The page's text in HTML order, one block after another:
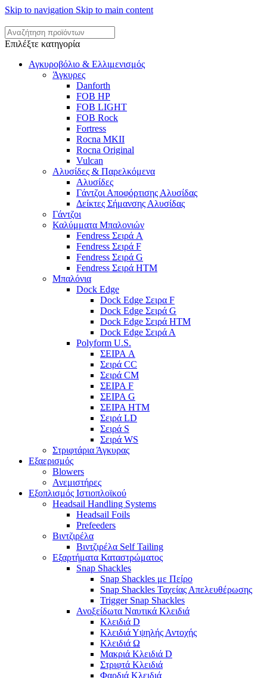
Skip to navigation Skip to main content
Επιλέξτε κατηγορία
Αγκυροβόλιο & Ελλιμενισμός
Άγκυρες
Danforth
FOB HP
FOB LIGHT
FOB Rock
Fortress
Rocna MKII
Rocna Original
Vulcan
Αλυσίδες & Παρελκόμενα
Αλυσίδες
Γάντζοι Αποφόρτισης Αλυσίδας
Δείκτες Σήμανσης Αλυσίδας
Γάντζοι
Καλύμματα Μπαλονιών
Fendress Σειρά A
Fendress Σειρά F
Fendress Σειρά G
Fendress Σειρά HTM
Μπαλόνια
Dock Edge
Dock Edge Σειρα F
Dock Edge Σειρά G
Dock Edge Σειρά HTM
Dock Edge Σειρά Α
Polyform U.S.
ΣΕΙΡΑ A
Σειρά CC
Σειρά CM
ΣΕΙΡΑ F
ΣΕΙΡΑ G
ΣΕΙΡΑ HTM
Σειρά LD
Σειρά S
Σειρά WS
Στριφτάρια Άγκυρας
Εξαερισμός
Blowers
Ανεμιστήρες
Εξοπλισμός Ιστιοπλοϊκού
Headsail Handling Systems
Headsail Foils
Prefeeders
Βιντζιρέλα
Βιντζιρέλα Self Tailing
Εξαρτήματα Καταστρώματος
Snap Shackles
Snap Shackles με Πείρο
Snap Shackles Ταχείας Απελευθέρωσης
Trigger Snap Shackles
Ανοξείδωτα Ναυτικά Κλειδιά
Κλειδιά D
Κλειδιά Υψηλής Αντοχής
Κλειδιά Ω
Μακριά Κλειδιά D
Στριφτά Κλειδιά
Φαρδιά Κλειδιά